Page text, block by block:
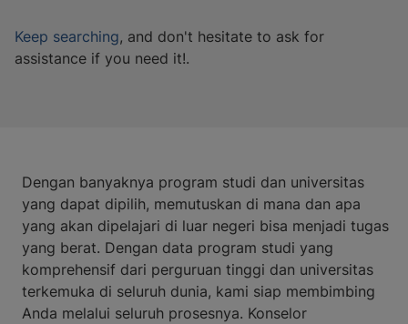
Keep searching, and don't hesitate to ask for
assistance if you need it!.
Dengan banyaknya program studi dan universitas
yang dapat dipilih, memutuskan di mana dan apa
yang akan dipelajari di luar negeri bisa menjadi tugas
yang berat. Dengan data program studi yang
komprehensif dari perguruan tinggi dan universitas
terkemuka di seluruh dunia, kami siap membimbing
Anda melalui seluruh prosesnya. Konselor